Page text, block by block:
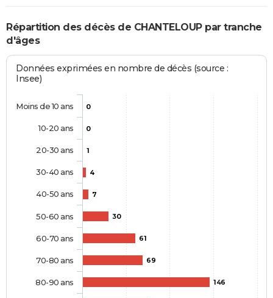
Répartition des décès de CHANTELOUP par tranche
d'âges
Données exprimées en nombre de décès (source :
Insee)
0
0
1
4
7
30
61
69
146
Moins de 10 ans
10-20 ans
20-30 ans
30-40 ans
40-50 ans
50-60 ans
60-70 ans
70-80 ans
80-90 ans